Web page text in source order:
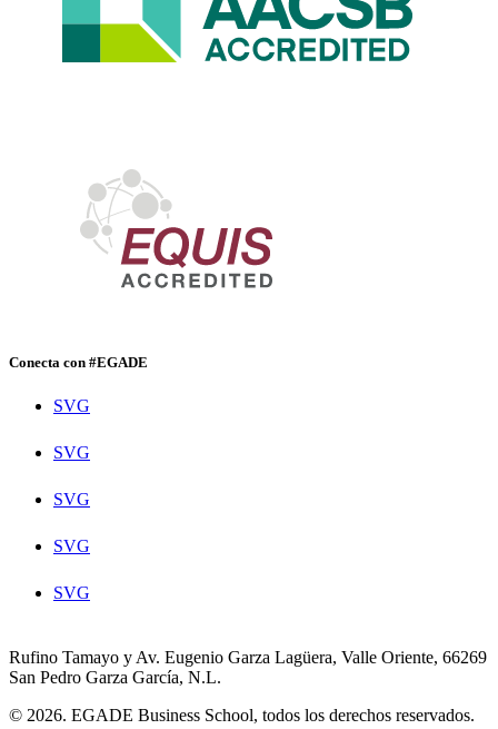
Conecta con #EGADE
SVG
SVG
SVG
SVG
SVG
Rufino Tamayo y Av. Eugenio Garza Lagüera, Valle Oriente, 66269
San Pedro Garza García, N.L.
© 2026. EGADE Business School, todos los derechos reservados.